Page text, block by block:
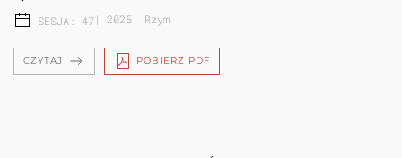
SESJA: 47 | 2025| Rzym
CZYTAJ POBIERZ PDF